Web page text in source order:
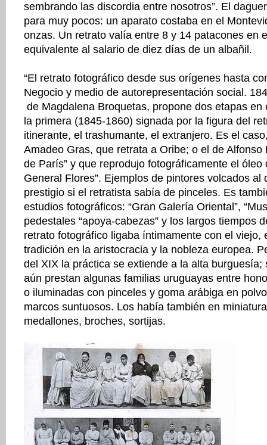
sembrando las discordia entre nosotros”. El
para muy pocos: un aparato costaba en el
onzas. Un retrato valía entre 8 y 14 patacones en
equivalente al salario de diez días de un albañil.
“El retrato fotográfico desde sus orígenes hasta
Negocio y medio de autorepresentación social.
de Magdalena Broquetas, propone dos etapas en
la primera (1845-1860) signada por la figura del
itinerante, el trashumante, el extranjero. Es el
Amadeo Gras, que retrata a Oribe; o el de Alfonso
de París” y que reprodujo fotográficamente el óleo
General Flores”. Ejemplos de pintores volcados al
prestigio si el retratista sabía de pinceles. Es
estudios fotográficos: “Gran Galería Oriental”,
pedestales “apoya-cabezas” y los largos tiempos
retrato fotográfico ligaba íntimamente con el viejo,
tradición en la aristocracia y la nobleza europea.
del XIX la práctica se extiende a la alta burguesía;
aún prestan algunas familias uruguayas entre
o iluminadas con pinceles y goma arábiga en
marcos suntuosos. Los había también en
medallones, broches, sortijas.